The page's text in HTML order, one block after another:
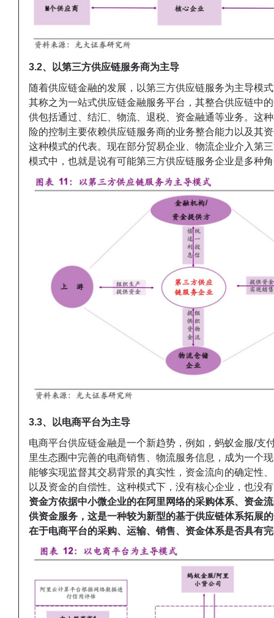
3.2、以第三方供应链服务商为主导
随着供应链金融的发展，以第三方供应链服务为主导模
其称之为一站式供应链金融服务平台，其整合供应链中
供包括通过、结汇、物流、退税、资金融通等业务。这
险的控制主要依赖供应链服务商的业务整合能力以及其
这种模式的代表。现在部分贸易企业、物流企业介入第
模式中，也就是说有可能第三方供应链服务企业是多种
3.3、以电商平台为主导
电商平台供应链金融是一个新趋势，例如，蚂蚁金服/支
里生态圈中完善的电商销售、物流服务信息，成为一个
能够实现监督其交易背景的真实性，资金流向的确定性
以及资金的自偿性。这种模式下，没有核心企业，也没
资金方依据中小微企业的在阿里网络的采购体系、资金
供资金服务， 这是一种较为新型的基于供应链体系拓展
在于电商平台的采购、运输、销售、资金体系是否具有